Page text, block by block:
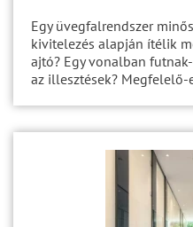
Egy üvegfalrendszer
kivitelezés alapján ítélik
ajtó? Egy vonalban
az illesztések? Megfelelő-